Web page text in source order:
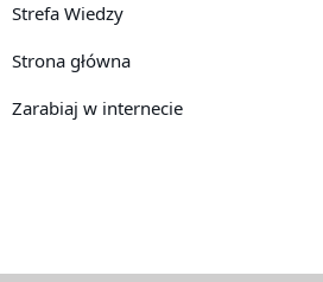
Strefa Wiedzy
Strona główna
Zarabiaj w internecie